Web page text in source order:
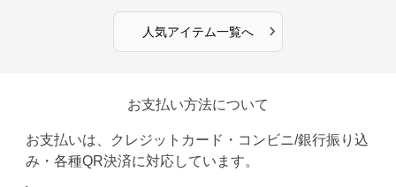
人気アイテム一覧へ ›
お支払い方法について
お支払いは、クレジットカード・コンビニ/銀行振り込
み・各種QR決済に対応しています。